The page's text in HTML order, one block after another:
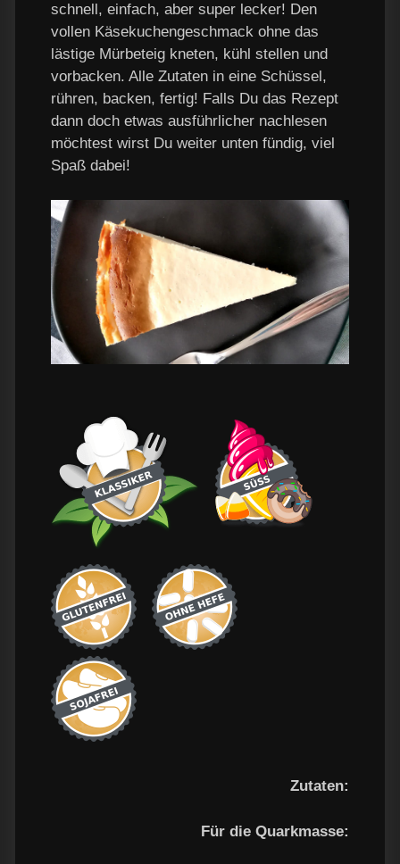
schnell, einfach, aber super lecker! Den
vollen Käsekuchengeschmack ohne das
lästige Mürbeteig kneten, kühl stellen und
vorbacken. Alle Zutaten in eine Schüssel,
rühren, backen, fertig! Falls Du das Rezept
dann doch etwas ausführlicher nachlesen
möchtest wirst Du weiter unten fündig, viel
Spaß dabei!
Zutaten:
Für die Quarkmasse: